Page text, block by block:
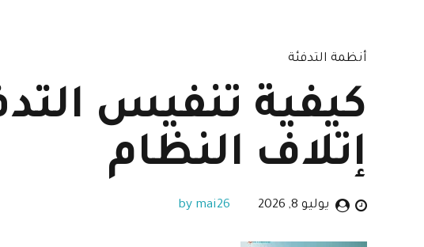
أنظمة التدفئة
كيفية تنفيس
إتلاف النظام
يوليو 8, 2026 by mai26